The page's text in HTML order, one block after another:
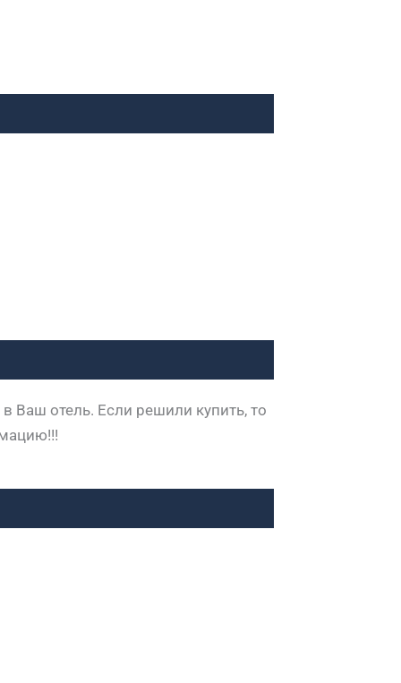
Ваш отель. Если решили купить, то